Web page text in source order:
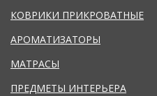
КОВРИКИ ПРИКРОВАТНЫЕ
АРОМАТИЗАТОРЫ
МАТРАСЫ
ПРЕДМЕТЫ ИНТЕРЬЕРА